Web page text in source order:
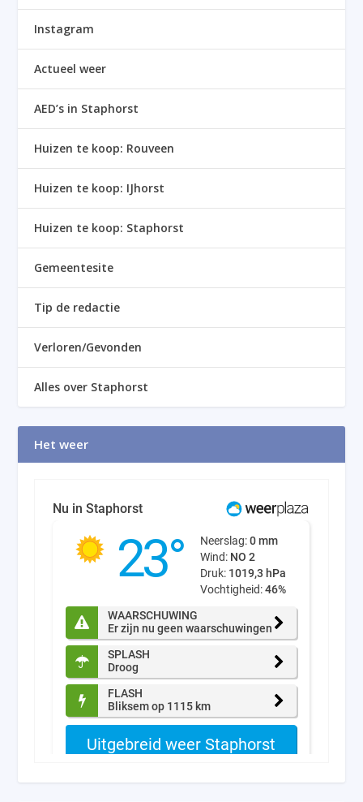
Instagram
Actueel weer
AED’s in Staphorst
Huizen te koop: Rouveen
Huizen te koop: IJhorst
Huizen te koop: Staphorst
Gemeentesite
Tip de redactie
Verloren/Gevonden
Alles over Staphorst
Het weer